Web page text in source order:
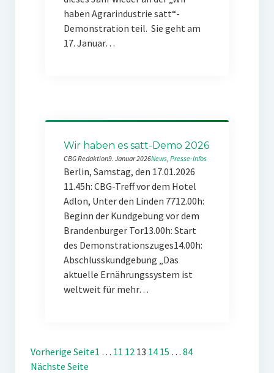
haben Agrarindustrie satt“-
Demonstration teil. Sie geht am
17. Januar…
Wir haben es satt-Demo 2026
CBG Redaktion9. Januar 2026News, Presse-Infos
Berlin, Samstag, den 17.01.2026
11.45h: CBG-Treff vor dem Hotel
Adlon, Unter den Linden 7712.00h:
Beginn der Kundgebung vor dem
Brandenburger Tor13.00h: Start
des Demonstrationszuges14.00h:
Abschlusskundgebung „Das
aktuelle Ernährungssystem ist
weltweit für mehr…
Vorherige Seite1 … 11 12 13 14 15 … 84
Nächste Seite